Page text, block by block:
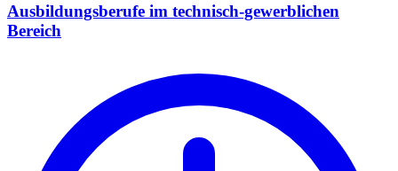
Ausbildungsberufe im technisch-gewerblichen
Bereich